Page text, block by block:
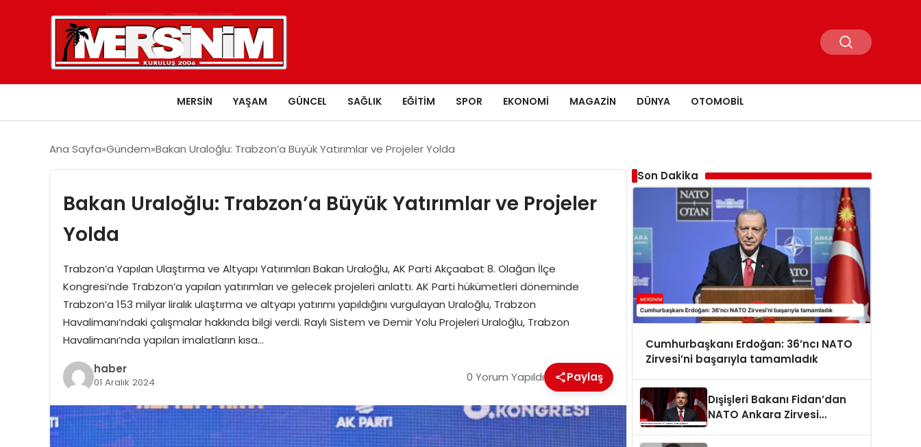
MERSIN YAŞAM GÜNCEL SAĞLIK EĞITIM SPOR EKONOMI MAGAZIN DÜNYA OTOMOBIL
Ana Sayfa Gündem Bakan Uraloğlu: Trabzon’a Büyük Yatırımlar ve Projeler Yolda
Bakan Uraloğlu: Trabzon’a Büyük Yatırımlar ve Projeler
Yolda
Trabzon’a Yapılan Ulaştırma ve Altyapı Yatırımları Bakan Uraloğlu, AK Parti Akçaabat 8. Olağan İlçe
Kongresi’nde Trabzon’a yapılan yatırımları ve gelecek projeleri anlattı. AK Parti hükümetleri döneminde
Trabzon’a 153 milyar liralık ulaştırma ve altyapı yatırımı yapıldığını vurgulayan Uraloğlu, Trabzon
Havalimanı’ndaki çalışmalar hakkında bilgi verdi. Raylı Sistem ve Demir Yolu Projeleri Uraloğlu, Trabzon
Havalimanı’nda yapılan imalatların kısa…
haber
01 Aralık 2024 0 Yorum Yapıldı Paylaş
Son Dakika
Cumhurbaşkanı Erdoğan: 36’ncı NATO
Zirvesi’ni başarıyla tamamladık
Dışişleri Bakanı Fidan’dan
NATO Ankara Zirvesi